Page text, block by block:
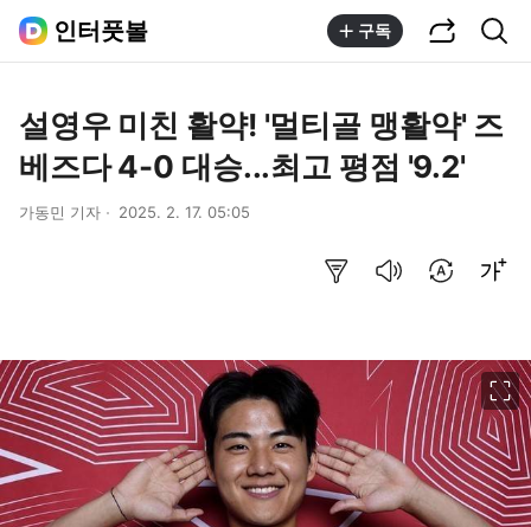
인터풋볼 구독
설영우 미친 활약! '멀티골 맹활약' 즈
베즈다 4-0 대승...최고 평점 '9.2'
가동민 기자 2025. 2. 17. 05:05